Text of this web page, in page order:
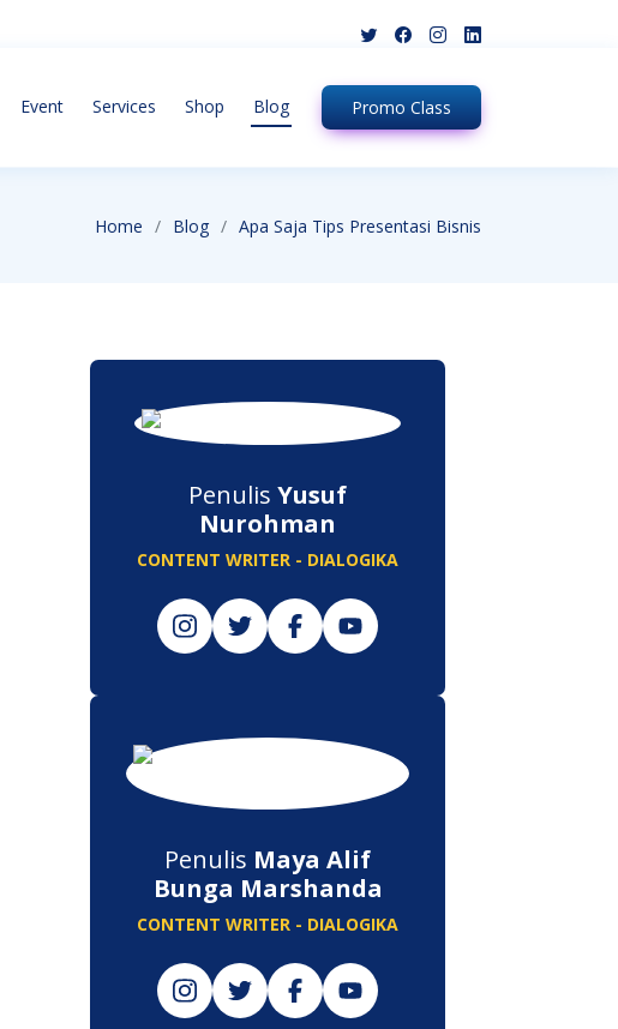
Event Services Shop Blog Promo Class
Home Blog Apa Saja Tips Presentasi Bisnis
Penulis Yusuf
Nurohman
CONTENT WRITER - DIALOGIKA
Penulis Maya Alif
Bunga Marshanda
CONTENT WRITER - DIALOGIKA